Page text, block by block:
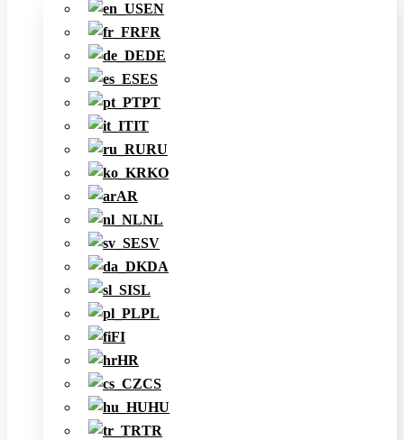
EN
FR
DE
ES
PT
IT
RU
KO
AR
NL
SV
DA
SL
PL
FI
HR
CS
HU
TR